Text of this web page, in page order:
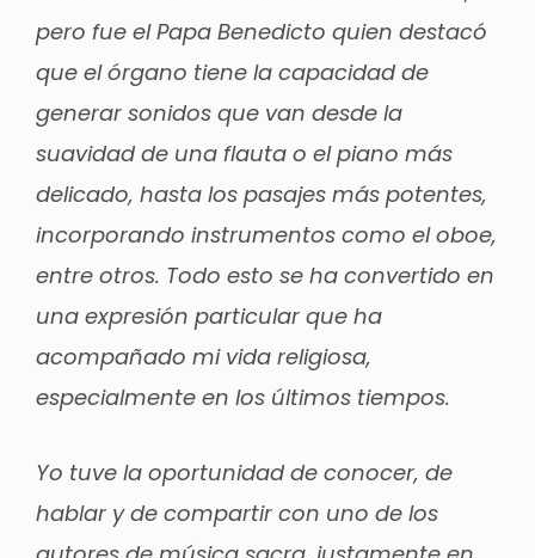
pero fue el Papa Benedicto quien destacó
que el órgano tiene la capacidad de
generar sonidos que van desde la
suavidad de una flauta o el piano más
delicado, hasta los pasajes más potentes,
incorporando instrumentos como el oboe,
entre otros. Todo esto se ha convertido en
una expresión particular que ha
acompañado mi vida religiosa,
especialmente en los últimos tiempos.
Yo tuve la oportunidad de conocer, de
hablar y de compartir con uno de los